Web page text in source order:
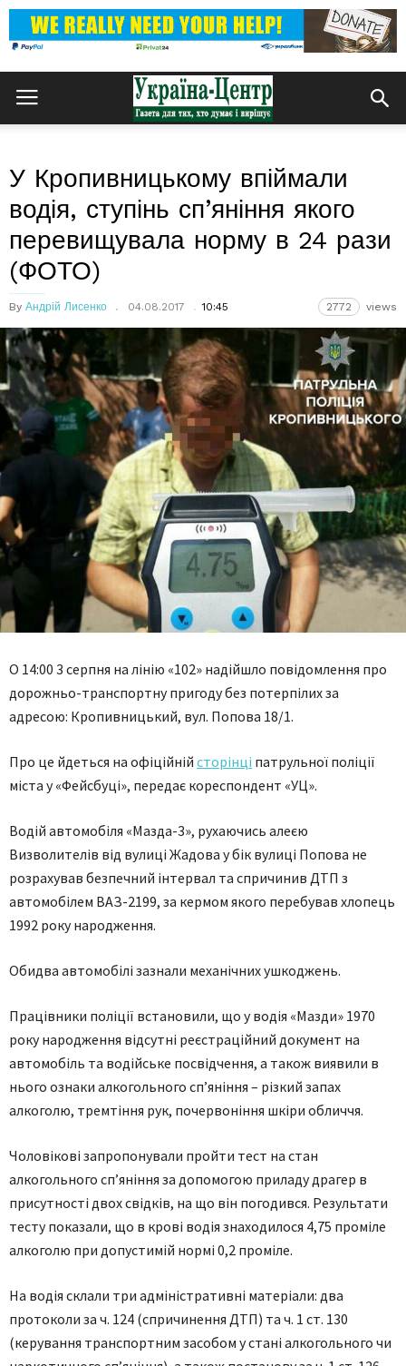
У Кропивницькому впіймали
водія, ступінь сп’яніння якого
перевищувала норму в 24 рази
(ФОТО)
By Андрій Лисенко 04.08.2017 10:45 2772 views
О 14:00 3 серпня на лінію «102» надійшло повідомлення про
дорожньо-транспортну пригоду без потерпілих за
адресою: Кропивницький, вул. Попова 18/1.
Про це йдеться на офіційній сторінці патрульної поліції
міста у «Фейсбуці», передає кореспондент «УЦ».
Водій автомобіля «Мазда-3», рухаючись алеєю
Визволителів від вулиці Жадова у бік вулиці Попова не
розрахував безпечний інтервал та спричинив ДТП з
автомобілем ВАЗ-2199, за кермом якого перебував хлопець
1992 року народження.
Обидва автомобілі зазнали механічних ушкоджень.
Працівники поліції встановили, що у водія «Мазди» 1970
року народження відсутні реєстраційний документ на
автомобіль та водійське посвідчення, а також виявили в
нього ознаки алкогольного сп’яніння – різкий запах
алкоголю, тремтіння рук, почервоніння шкіри обличчя.
Чоловікові запропонували пройти тест на стан
алкогольного сп’яніння за допомогою приладу драгер в
присутності двох свідків, на що він погодився. Результати
тесту показали, що в крові водія знаходилося 4,75 проміле
алкоголю при допустимій нормі 0,2 проміле.
На водія склали три адміністративні матеріали: два
протоколи за ч. 124 (спричинення ДТП) та ч. 1 ст. 130
(керування транспортним засобом у стані алкогольного чи